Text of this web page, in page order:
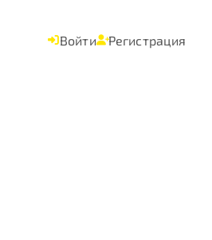
Войти Регистрация